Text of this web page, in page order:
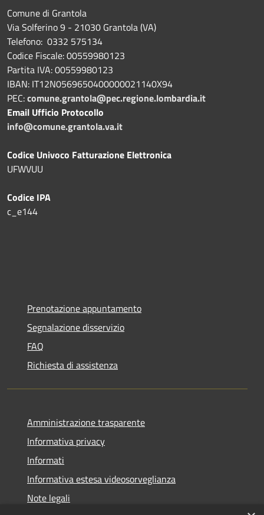
Comune di Grantola
Via Solferino 9 - 21030 Grantola (VA)
Telefono: 0332 575134
Codice Fiscale: 00559980123
Partita IVA: 00559980123
IBAN: IT12N0569650400000021140X94
PEC:comune.grantola@pec.regione.lombardia.it
Email Ufficio Protocollo
info@comune.grantola.va.it
Codice Univoco Fatturazione Elettronica
UFWVUU
Codice IPA
c_e144
Prenotazione appuntamento
Segnalazione disservizio
FAQ
Richiesta di assistenza
Amministrazione trasparente
Informativa privacy
Informati
Informativa estesa videosorveglianza
Note legali